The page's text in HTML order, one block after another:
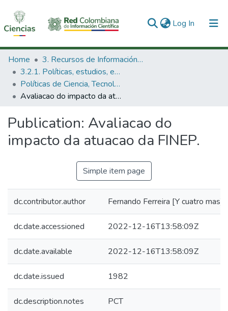
Log In (current)
Communities & Collections
All of DSpace
Statistics
Home
3. Recursos de Información Científica y Tecnológica
3.2.1. Políticas, estudios, evaluaciones e indicadores de CTeI
Políticas de Ciencia, Tecnología e Innovación
Avaliacao do impacto da atuacao da FINEP.
Publication: Avaliacao do
impacto da atuacao da FINEP.
Simple item page
dc.contributor.author Fernando Ferreira [Y cuatro mas]
dc.date.accessioned 2022-12-16T13:58:09Z
dc.date.available 2022-12-16T13:58:09Z
dc.date.issued 1982
dc.description.notes PCT